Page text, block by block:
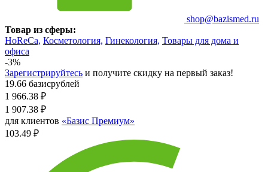
shop@bazismed.ru
Товар из сферы:
HoReCa, Косметология, Гинекология, Товары для дома и
офиса
-3%
Зарегистрируйтесь и получите скидку на первый заказ!
19.66 базисрублей
1 966.38 ₽
1 907.38 ₽
для клиентов «Базис Премиум»
103.49 ₽